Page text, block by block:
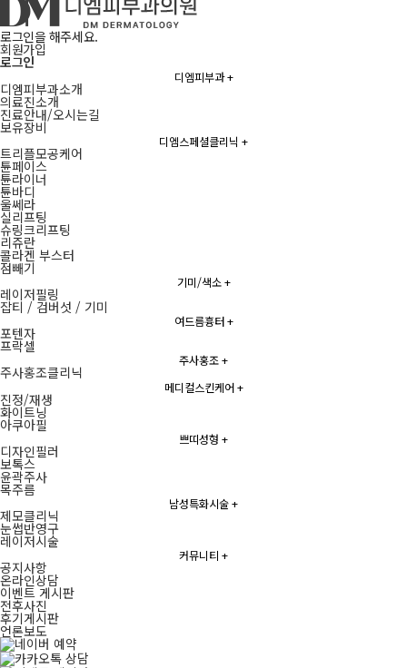
로그인을 해주세요.
회원가입
로그인
디엠피부과+
디엠피부과소개
의료진소개
진료안내/오시는길
보유장비
디엠스페셜클리닉 +
트리플모공케어
튠페이스
튠라이너
튠바디
울쎄라
실리프팅
슈링크리프팅
리쥬란
콜라겐 부스터
점빼기
기미/색소+
레이저필링
잡티 / 검버섯 / 기미
여드름흉터+
포텐자
프락셀
주사홍조+
주사홍조클리닉
메디컬스킨케어+
진정/재생
화이트닝
아쿠아필
쁘띠성형 +
디자인필러
보톡스
윤곽주사
목주름
남성특화시술+
제모클리닉
눈썹반영구
레이저시술
커뮤니티 +
공지사항
온라인상담
이벤트 게시판
전후사진
후기게시판
언론보도
퀵메뉴